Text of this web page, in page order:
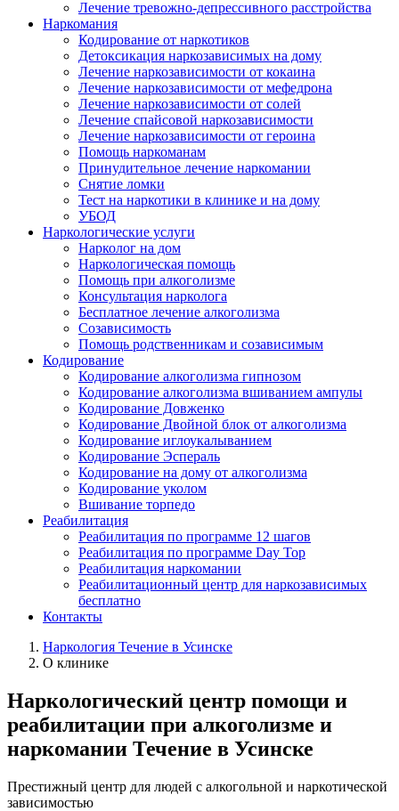
Лечение тревожно-депрессивного расстройства
Наркомания
Кодирование от наркотиков
Детоксикация наркозависимых на дому
Лечение наркозависимости от кокаина
Лечение наркозависимости от мефедрона
Лечение наркозависимости от солей
Лечение спайсовой наркозависимости
Лечение наркозависимости от героина
Помощь наркоманам
Принудительное лечение наркомании
Снятие ломки
Тест на наркотики в клинике и на дому
УБОД
Наркологические услуги
Нарколог на дом
Наркологическая помощь
Помощь при алкоголизме
Консультация нарколога
Бесплатное лечение алкоголизма
Созависимость
Помощь родственникам и созависимым
Кодирование
Кодирование алкоголизма гипнозом
Кодирование алкоголизма вшиванием ампулы
Кодирование Довженко
Кодирование Двойной блок от алкоголизма
Кодирование иглоукалыванием
Кодирование Эспераль
Кодирование на дому от алкоголизма
Кодирование уколом
Вшивание торпедо
Реабилитация
Реабилитация по программе 12 шагов
Реабилитация по программе Day Top
Реабилитация наркомании
Реабилитационный центр для наркозависимых
бесплатно
Контакты
Наркология Течение в Усинске
О клинике
Наркологический центр помощи и
реабилитации при алкоголизме и
наркомании Течение в Усинске
Престижный центр для людей с алкогольной и наркотической
зависимостью